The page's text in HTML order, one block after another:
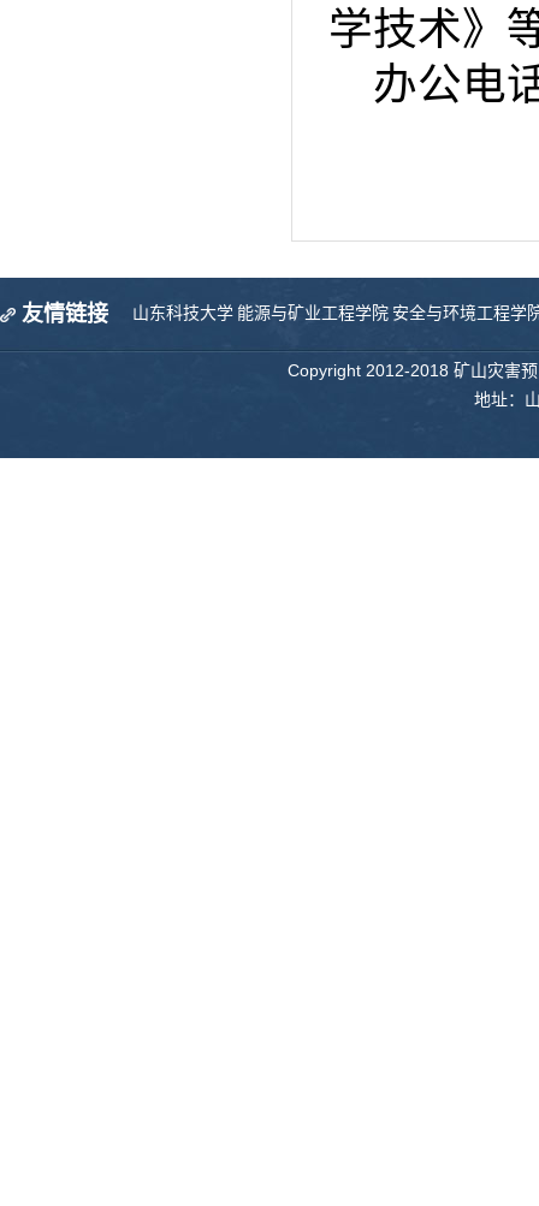
学技术》
办公电
友情链接 山东科技大学 能源与矿业工程学院 安全与环境工程学
Copyright 2012-2018 矿山灾害
地址：